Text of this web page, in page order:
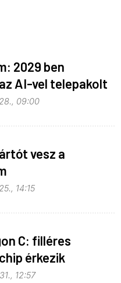
2029 ben
AI-vel telepakolt
09:00
vesz a
14:15
C: filléres
érkezik
12:57